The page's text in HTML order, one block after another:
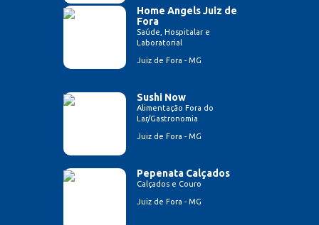
Home Angels Juiz de
Fora
Saúde, Hospitalar e
Laboratorial
Juiz de Fora - MG
Sushi Now
Alimentação Fora do
Lar/Gastronomia
Juiz de Fora - MG
Pepenata Calçados
Calçados e Couro
Juiz de Fora - MG